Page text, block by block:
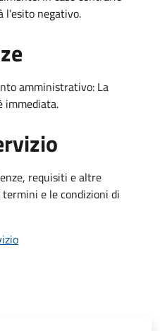
l’esito negativo.
amministrativo: La
immediata.
requisiti e altre
e le condizioni di